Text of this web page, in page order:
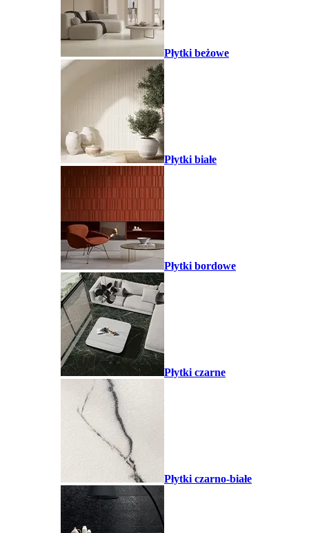
Płytki beżowe
Płytki białe
Płytki bordowe
Płytki czarne
Płytki czarno-białe